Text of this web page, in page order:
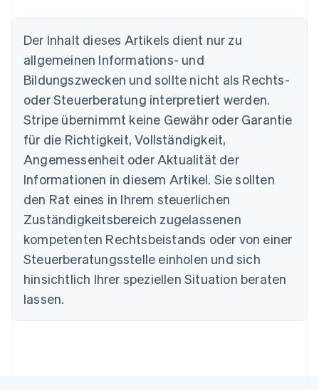
Der Inhalt dieses Artikels dient nur zu
allgemeinen Informations- und
Bildungszwecken und sollte nicht als Rechts-
oder Steuerberatung interpretiert werden.
Stripe übernimmt keine Gewähr oder Garantie
für die Richtigkeit, Vollständigkeit,
Angemessenheit oder Aktualität der
Informationen in diesem Artikel. Sie sollten
den Rat eines in Ihrem steuerlichen
Zuständigkeitsbereich zugelassenen
kompetenten Rechtsbeistands oder von einer
Steuerberatungsstelle einholen und sich
hinsichtlich Ihrer speziellen Situation beraten
lassen.
Australien
English
Belgien
Brasilien
PortuguêsEnglish
Bulgarien
English
Dänemark
English
DeutschEnglish
Estland
English
Festlandchina
简体中文English
Finnland
Frankreich
FrançaisEnglish